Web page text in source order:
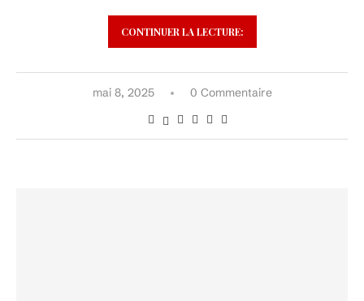
CONTINUER LA LECTURE:
mai 8, 2025 0 Commentaire